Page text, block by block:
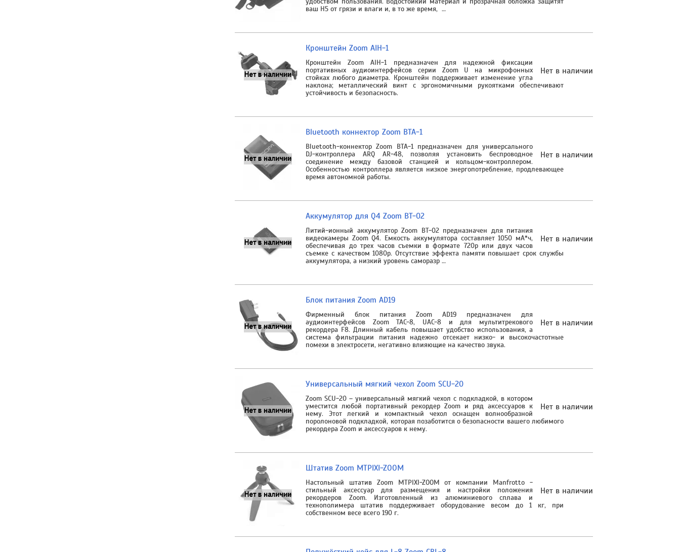
ваш H5 от грязи и влаги и, в то же время, …
Нет в наличии
Кронштейн Zoom AIH-1
Кронштейн Zoom AIH-1 предназначен для надежной фиксации
портативных аудиоинтерфейсов серии Zoom U на микрофонных
стойках любого диаметра. Кронштейн поддерживает изменение угла
наклона; металлический винт с эргономичными рукоятками обеспечивают
устойчивость и безопасность.
Нет в наличии
Bluetooth коннектор Zoom BTA-1
Bluetooth-коннектор Zoom BTA-1 предназначен для универсального
DJ-контроллера ARQ AR-48, позволяя установить беспроводное
соединение между базовой станцией и кольцом-контроллером.
Особенностью контроллера является низкое энергопотребление, продлевающее
время автономной работы.
Нет в наличии
Аккумулятор для Q4 Zoom BT-02
Литий-ионный аккумулятор Zoom BT-02 предназначен для питания
видеокамеры Zoom Q4. Емкость аккумулятора составляет 1050 мА*ч,
обеспечивая до трех часов съемки в формате 720p или двух часов
съемке с качеством 1080p. Отсутствие эффекта памяти повышает срок службы
аккумулятора, а низкий уровень саморазр …
Нет в наличии
Блок питания Zoom AD19
Фирменный блок питания Zoom AD19 предназначен для
аудиоинтерфейсов Zoom TAC-8, UAC-8 и для мультитрекового
рекордера F8. Длинный кабель повышает удобство использования, а
система фильтрации питания надежно отсекает низко- и высокочастотные
помехи в электросети, негативно влияющие на качество звука.
Нет в наличии
Универсальный мягкий чехол Zoom SCU-20
Zoom SCU-20 – универсальный мягкий чехол с подкладкой, в котором
уместится любой портативный рекордер Zoom и ряд аксессуаров к
нему. Этот легкий и компактный чехол оснащен волнообразной
поролоновой подкладкой, которая позаботится о безопасности вашего любимого
рекордера Zoom и аксессуаров к нему.
Нет в наличии
Штатив Zoom MTPIXI-ZOOM
Настольный штатив Zoom MTPIXI-ZOOM от компании Manfrotto -
стильный аксессуар для размещения и настройки положения
рекордеров Zoom. Изготовленный из алюминиевого сплава и
технополимера штатив поддерживает оборудование весом до 1 кг, при
собственном весе всего 190 г.